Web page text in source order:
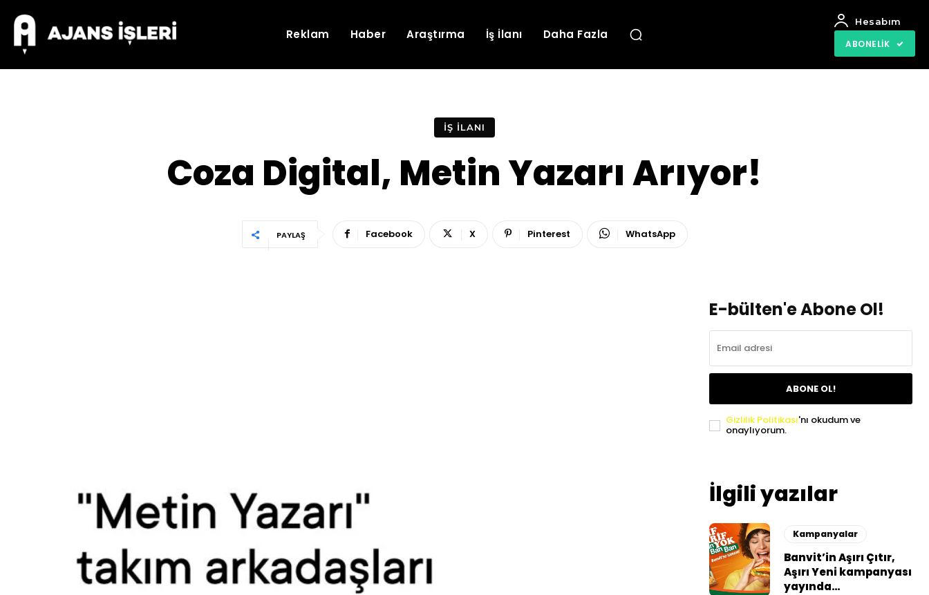
Reklam Haber Araştırma İş İlanı Daha Fazla
Hesabım
ABONELIK
İŞ İLANI
Coza Digital, Metin Yazarı Arıyor!
PAYLAŞ Facebook X Pinterest WhatsApp
E-bülten'e Abone Ol!
ABONE OL!
Gizlilik Politikası'nı okudum ve
onaylıyorum.
İlgili yazılar
Kampanyalar
Banvit’in Aşırı Çıtır,
Aşırı Yeni kampanyası
yayında…